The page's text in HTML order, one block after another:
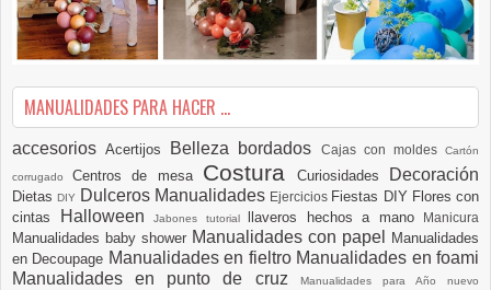
MANUALIDADES PARA HACER ...
accesoriosAcertijos Belleza bordados Cajas con moldesCartón
corrugadoCentros de mesa Costura Curiosidades Decoración
DietasDIY Dulceros Manualidades Ejercicios Fiestas DIY Flores con
cintas
Halloween Jabones tutorial llaveros hechos a mano Manicura
Manualidades baby shower Manualidades con papel
Manualidades
en Decoupage Manualidades en fieltro Manualidades en foami
Manualidades en punto de cruz
Manualidades para Año nuevo